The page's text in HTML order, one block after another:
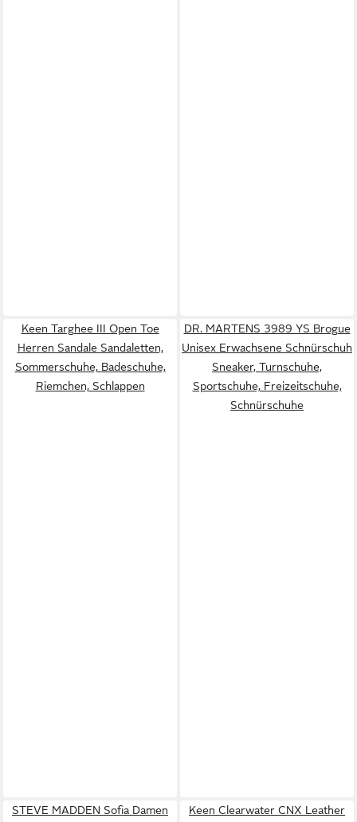
Keen Targhee III Open Toe
Herren Sandale Sandaletten,
Sommerschuhe, Badeschuhe,
Riemchen, Schlappen
DR. MARTENS 3989 YS Brogue
Unisex Erwachsene Schnürschuh
Sneaker, Turnschuhe,
Sportschuhe, Freizeitschuhe,
Schnürschuhe
STEVE MADDEN Sofia Damen
Keen Clearwater CNX Leather